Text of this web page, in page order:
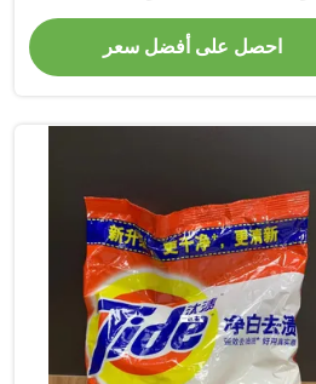
ترقية كفاءة التنظيف
احصل على أفضل سعر